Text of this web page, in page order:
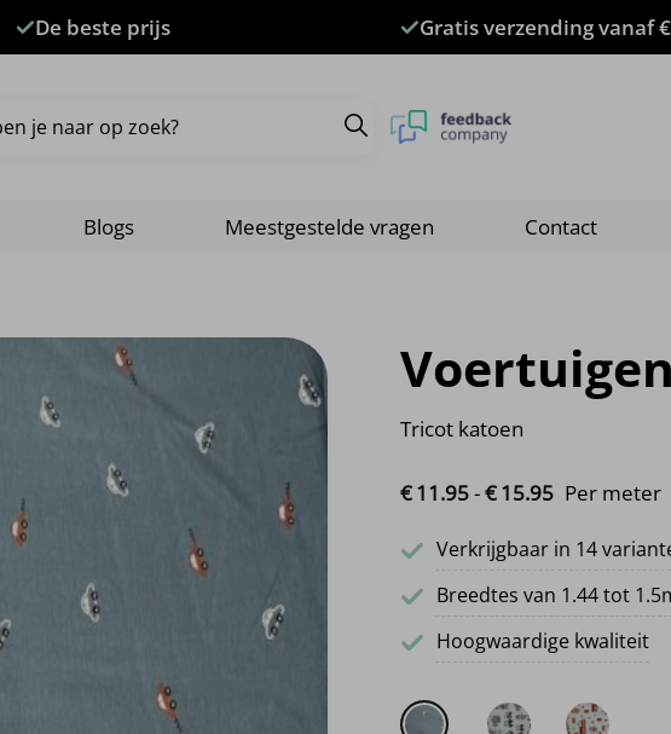
De beste prijs Gratis verzending vanaf
Blogs Meestgestelde vragen Contact
Voertuigen
Tricot katoen
€11.95-€15.95 Prijsklasse:
Per meter
Verkrijgbaar in 14
Breedtes van 1.44 tot
Hoogwaardige kwaliteit